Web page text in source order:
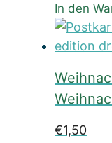
In den
€1,50